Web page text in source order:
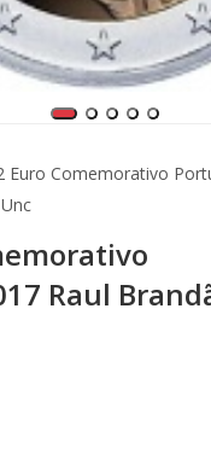
Euro Comemorativo
Raul